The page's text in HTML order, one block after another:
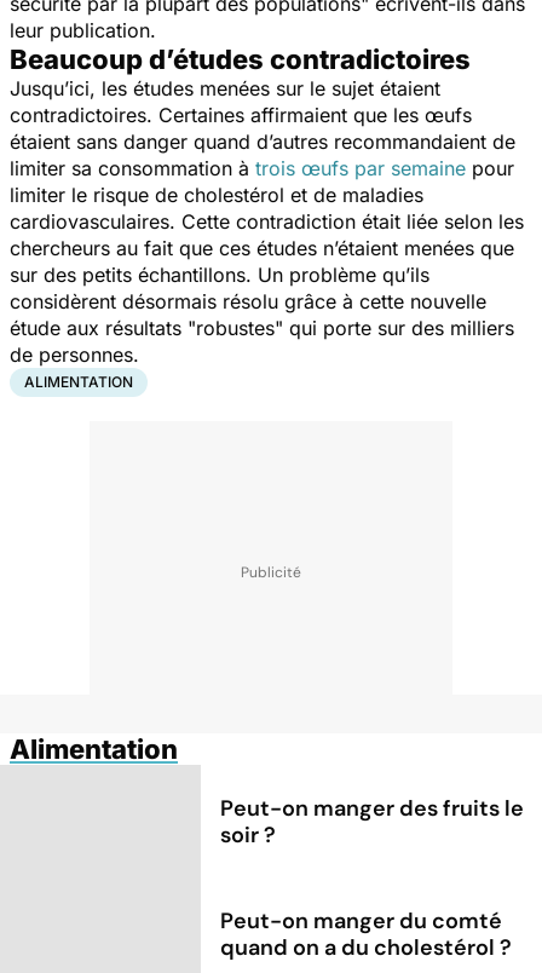
leur publication.
Beaucoup d’études contradictoires
Jusqu’ici, les études menées sur le sujet étaient
contradictoires. Certaines affirmaient que les œufs
étaient sans danger quand d’autres recommandaient de
limiter sa consommation à trois œufs par semaine pour
limiter le risque de cholestérol et de maladies
cardiovasculaires. Cette contradiction était liée selon les
chercheurs au fait que ces études n’étaient menées que
sur des petits échantillons. Un problème qu’ils
considèrent désormais résolu grâce à cette nouvelle
étude aux résultats "robustes" qui porte sur des milliers
de personnes.
ALIMENTATION
Alimentation
Peut-on manger des fruits le
soir ?
Peut-on manger du comté
quand on a du cholestérol ?